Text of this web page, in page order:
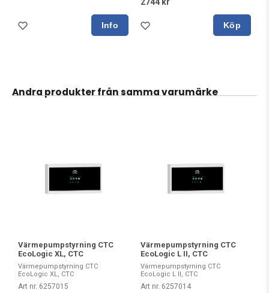
Köp
Andra produkter från samma varumärke
Värmepumpstyrning CTC
EcoLogic XL, CTC
Värmepumpstyrning CTC
EcoLogic XL, CTC
Art nr. 6257015
Värmepumpstyrning CTC
EcoLogic L II, CTC
Värmepumpstyrning CTC
EcoLogic L II, CTC
Art nr. 6257014